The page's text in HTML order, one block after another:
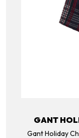
GANT
Gant Holiday